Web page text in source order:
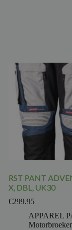
RST PANT
X, DBL, UK30
€299.95
APPAREL